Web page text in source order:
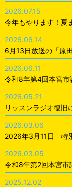
2026.07.15
今年もやります！夏
2026.06.14
6月13日放送の「原
2026.06.11
令和8年第4回本宮
2026.05.21
リッスンラジオ復旧
2026.03.06
2026年3月11日 特
2026.03.05
令和8年第2回本宮市
2025.12.02